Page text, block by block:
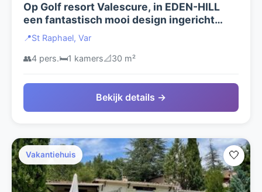
Op Golf resort Valescure, in EDEN-HILL
een fantastisch mooi design ingericht
appartement met groot terras en luxe
📍St Raphael, Var
👥4 pers.🛏️1 kamers📐30 m²
Bekijk details →
Vakantiehuis 🤍